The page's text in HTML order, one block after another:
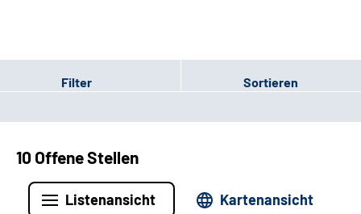
Filter Sortieren
10 Offene Stellen
Listenansicht Kartenansicht